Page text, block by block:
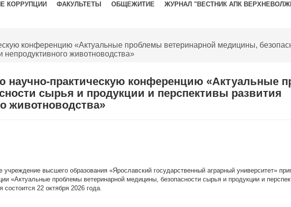
КОРРУПЦИИ ФАКУЛЬТЕТЫ ОБЩЕЖИТИЕ ЖУРНАЛ "ВЕСТНИК АПК
конференцию «Актуальные проблемы ветеринарной медицины,
непродуктивного животноводства»
научно-практическую конференцию «Актуальные
сырья и продукции и перспективы развития
животноводства»
высшего образования «Ярославский государственный аграрный университет»
«Актуальные проблемы ветеринарной медицины, безопасности сырья и продукции и
состоится 22 октября 2026 года.